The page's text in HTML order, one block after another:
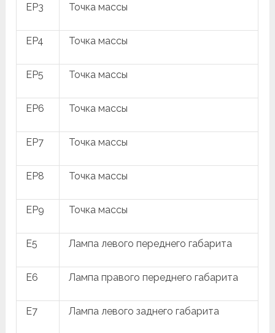
EP3 Точка массы
EP4 Точка массы
EP5 Точка массы
EP6 Точка массы
EP7 Точка массы
EP8 Точка массы
EP9 Точка массы
E5 Лампа левого переднего габарита
E6 Лампа правого переднего габарита
E7 Лампа левого заднего габарита